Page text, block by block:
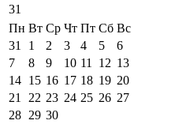
31
Пн Вт Ср Чт Пт Сб Вс
31
1 2 3 4 5
6
7
8 9 10 11 12 13
14 15 16 17 18 19 20
21
22 23 24 25 26 27
28 29 30